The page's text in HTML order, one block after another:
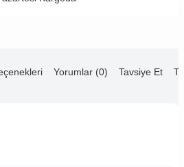
Yorumlar (0) Tavsiye Et